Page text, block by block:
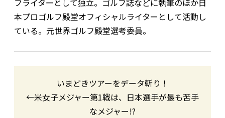
フライターとして独立。ゴルフ誌などに執筆のほか日
本プロゴルフ殿堂オフィシャルライターとして活動し
ている。元世界ゴルフ殿堂選考委員。
いまどきツアーをデータ斬り！
←米女子メジャー第1戦は、日本選手が最も苦手
なメジャー!?